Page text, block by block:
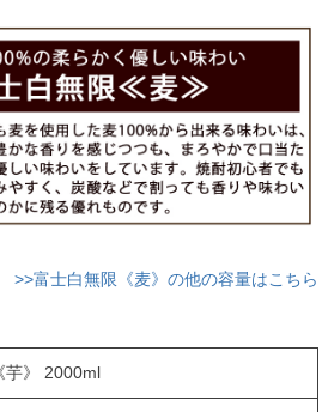
>>富士白無限《麦》の他の容量はこちら
芋》 2000ml